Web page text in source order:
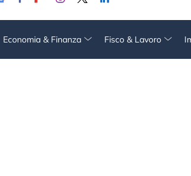
Economia & Finanza Fisco & Lavoro